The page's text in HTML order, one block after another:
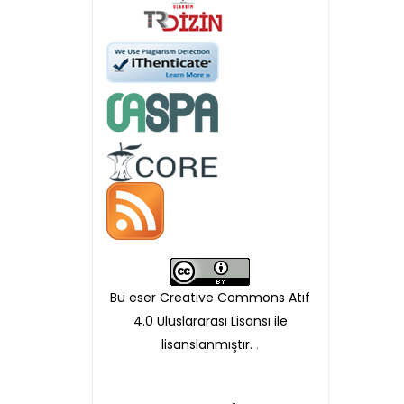
Öndenetimden geçen
makaleler için, 100 Avro
Makale İşletim Ücreti (APC)
alınmaktadır.
Hakem sürecine alınacak
makaleler için yazarlara
APC ödeme bilgi mesajı
iletilmektedir.
Bu eser Creative Commons Atıf
4.0 Uluslararası Lisansı ile
lisanslanmıştır. .